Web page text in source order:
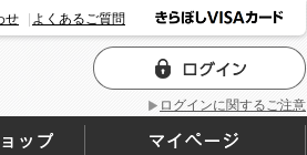
ログインに関するご注意
せ よくあるご質問